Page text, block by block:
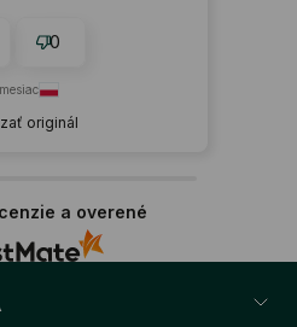
originál
0
a overené